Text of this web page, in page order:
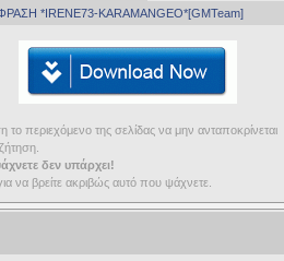
*IRENE73-KARAMANGEO*[GMTeam]
περιεχόμενο της σελίδας να μην ανταποκρίνεται
δεν υπάρχει!
να βρείτε ακριβώς αυτό που ψάχνετε.